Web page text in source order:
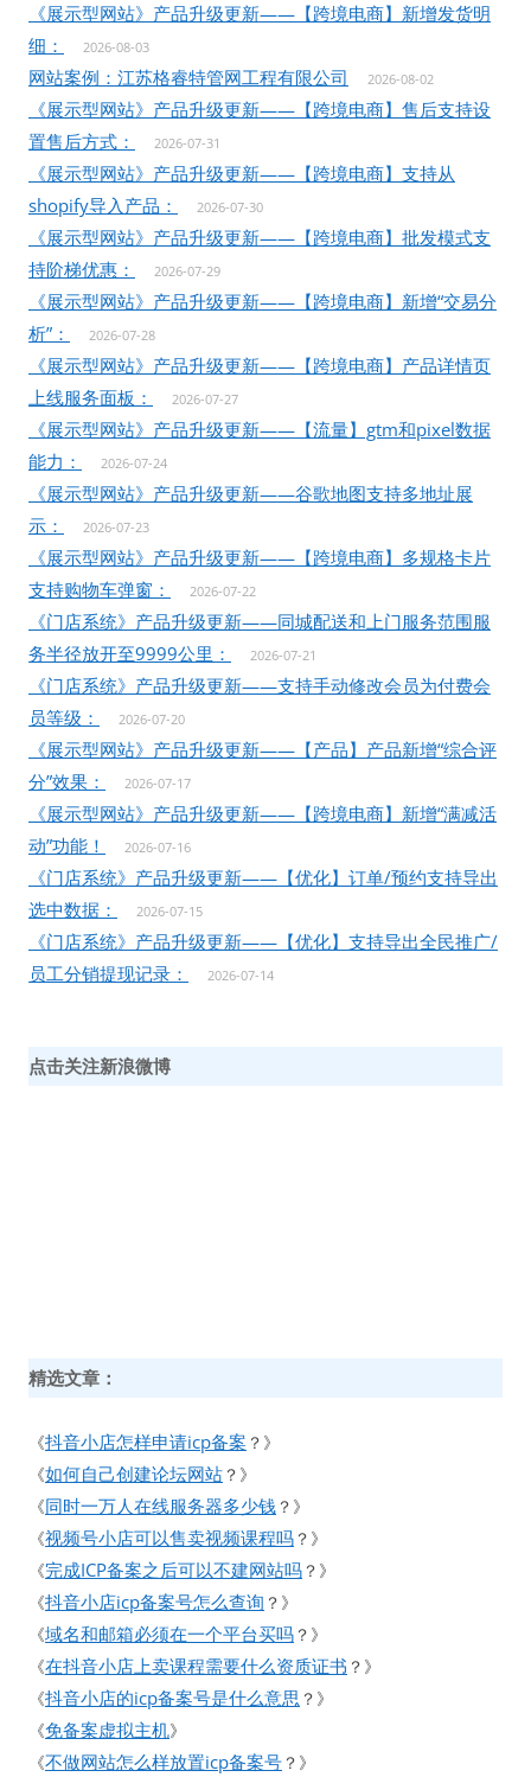
《展示型网站》产品升级更新——【跨境电商】新增发货明
细：
2026-08-03
网站案例：江苏格睿特管网工程有限公司 2026-08-02
《展示型网站》产品升级更新——【跨境电商】售后支持设
置售后方式：
2026-07-31
《展示型网站》产品升级更新——【跨境电商】支持从
shopify导入产品：
2026-07-30
《展示型网站》产品升级更新——【跨境电商】批发模式支
持阶梯优惠：
2026-07-29
《展示型网站》产品升级更新——【跨境电商】新增“交易分
析”：
2026-07-28
《展示型网站》产品升级更新——【跨境电商】产品详情页
上线服务面板：
2026-07-27
《展示型网站》产品升级更新——【流量】gtm和pixel数据
能力：
2026-07-24
《展示型网站》产品升级更新——谷歌地图支持多地址展
示：
2026-07-23
《展示型网站》产品升级更新——【跨境电商】多规格卡片
支持购物车弹窗：
2026-07-22
《门店系统》产品升级更新——同城配送和上门服务范围服
务半径放开至9999公里：
2026-07-21
《门店系统》产品升级更新——支持手动修改会员为付费会
员等级：
2026-07-20
《展示型网站》产品升级更新——【产品】产品新增“综合评
分”效果：
2026-07-17
《展示型网站》产品升级更新——【跨境电商】新增“满减活
动”功能！
2026-07-16
《门店系统》产品升级更新——【优化】订单/预约支持导出
选中数据：
2026-07-15
《门店系统》产品升级更新——【优化】支持导出全民推广/
员工分销提现记录：
2026-07-14
点击关注新浪微博
精选文章：
《抖音小店怎样申请icp备案 ？》
《如何自己创建论坛网站 ？》
《同时一万人在线服务器多少钱 ？》
《视频号小店可以售卖视频课程吗 ？》
《完成ICP备案之后可以不建网站吗 ？》
《抖音小店icp备案号怎么查询 ？》
《域名和邮箱必须在一个平台买吗 ？》
《在抖音小店上卖课程需要什么资质证书 ？》
《抖音小店的icp备案号是什么意思 ？》
《免备案虚拟主机》
《不做网站怎么样放置icp备案号 ？》